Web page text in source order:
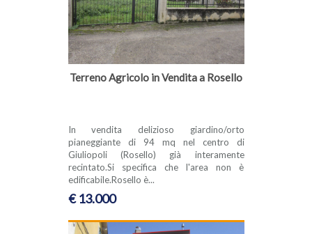
Terreno Agricolo in Vendita a Rosello
In vendita delizioso giardino/orto
pianeggiante di 94 mq nel centro di
Giuliopoli (Rosello) già interamente
recintato.Si specifica che l'area non è
edificabile.Rosello è...
€ 13.000